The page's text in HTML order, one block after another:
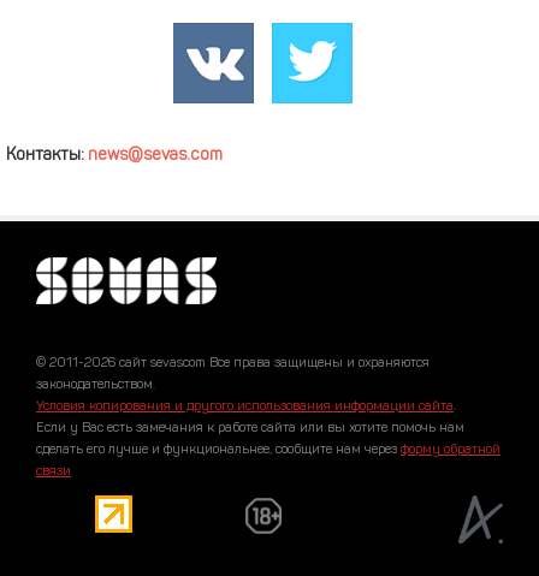
Контакты: news@sevas.com
© 2011-2026 сайт sevascom Все права защищены и охраняются
законодательством.
Условия копирования и другого использования информации сайта.
Если у Вас есть замечания к работе сайта или вы хотите помочь нам
сделать его лучше и функциональнее, сообщите нам через форму обратной
связи